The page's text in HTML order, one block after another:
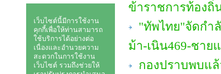
ข้าราชการท้องถิ่
"ทัพไทย"จัดกำ
ม้า-เนิน469-ชาย
กองปราบพบแ